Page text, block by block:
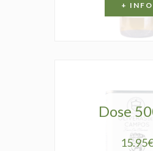
+ INFO
Dose